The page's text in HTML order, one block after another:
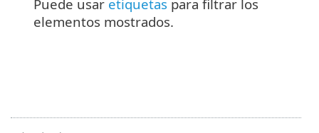
Puede usar etiquetas para filtrar los
elementos mostrados.